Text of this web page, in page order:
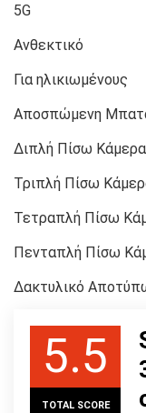
5G
Ανθεκτικό
Για ηλικιωμένους
Αποσπώμενη
Διπλή Πίσω Κάμερα
Τριπλή Πίσω
Τετραπλή Πίσω
Πενταπλή Πίσω
Δακτυλικό
5.5
TOTAL SCORE